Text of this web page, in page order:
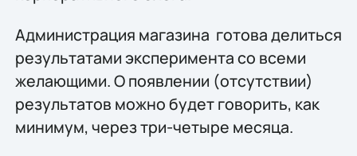
Администрация магазина готова делиться
результатами эксперимента со всеми
желающими. О появлении (отсутствии)
результатов можно будет говорить, как
минимум, через три-четыре месяца.